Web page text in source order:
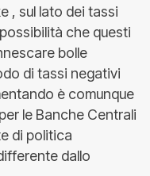
, sul lato dei tassi
che questi
bolle
di tassi negativi
è comunque
le Banche Centrali
di politica
dallo